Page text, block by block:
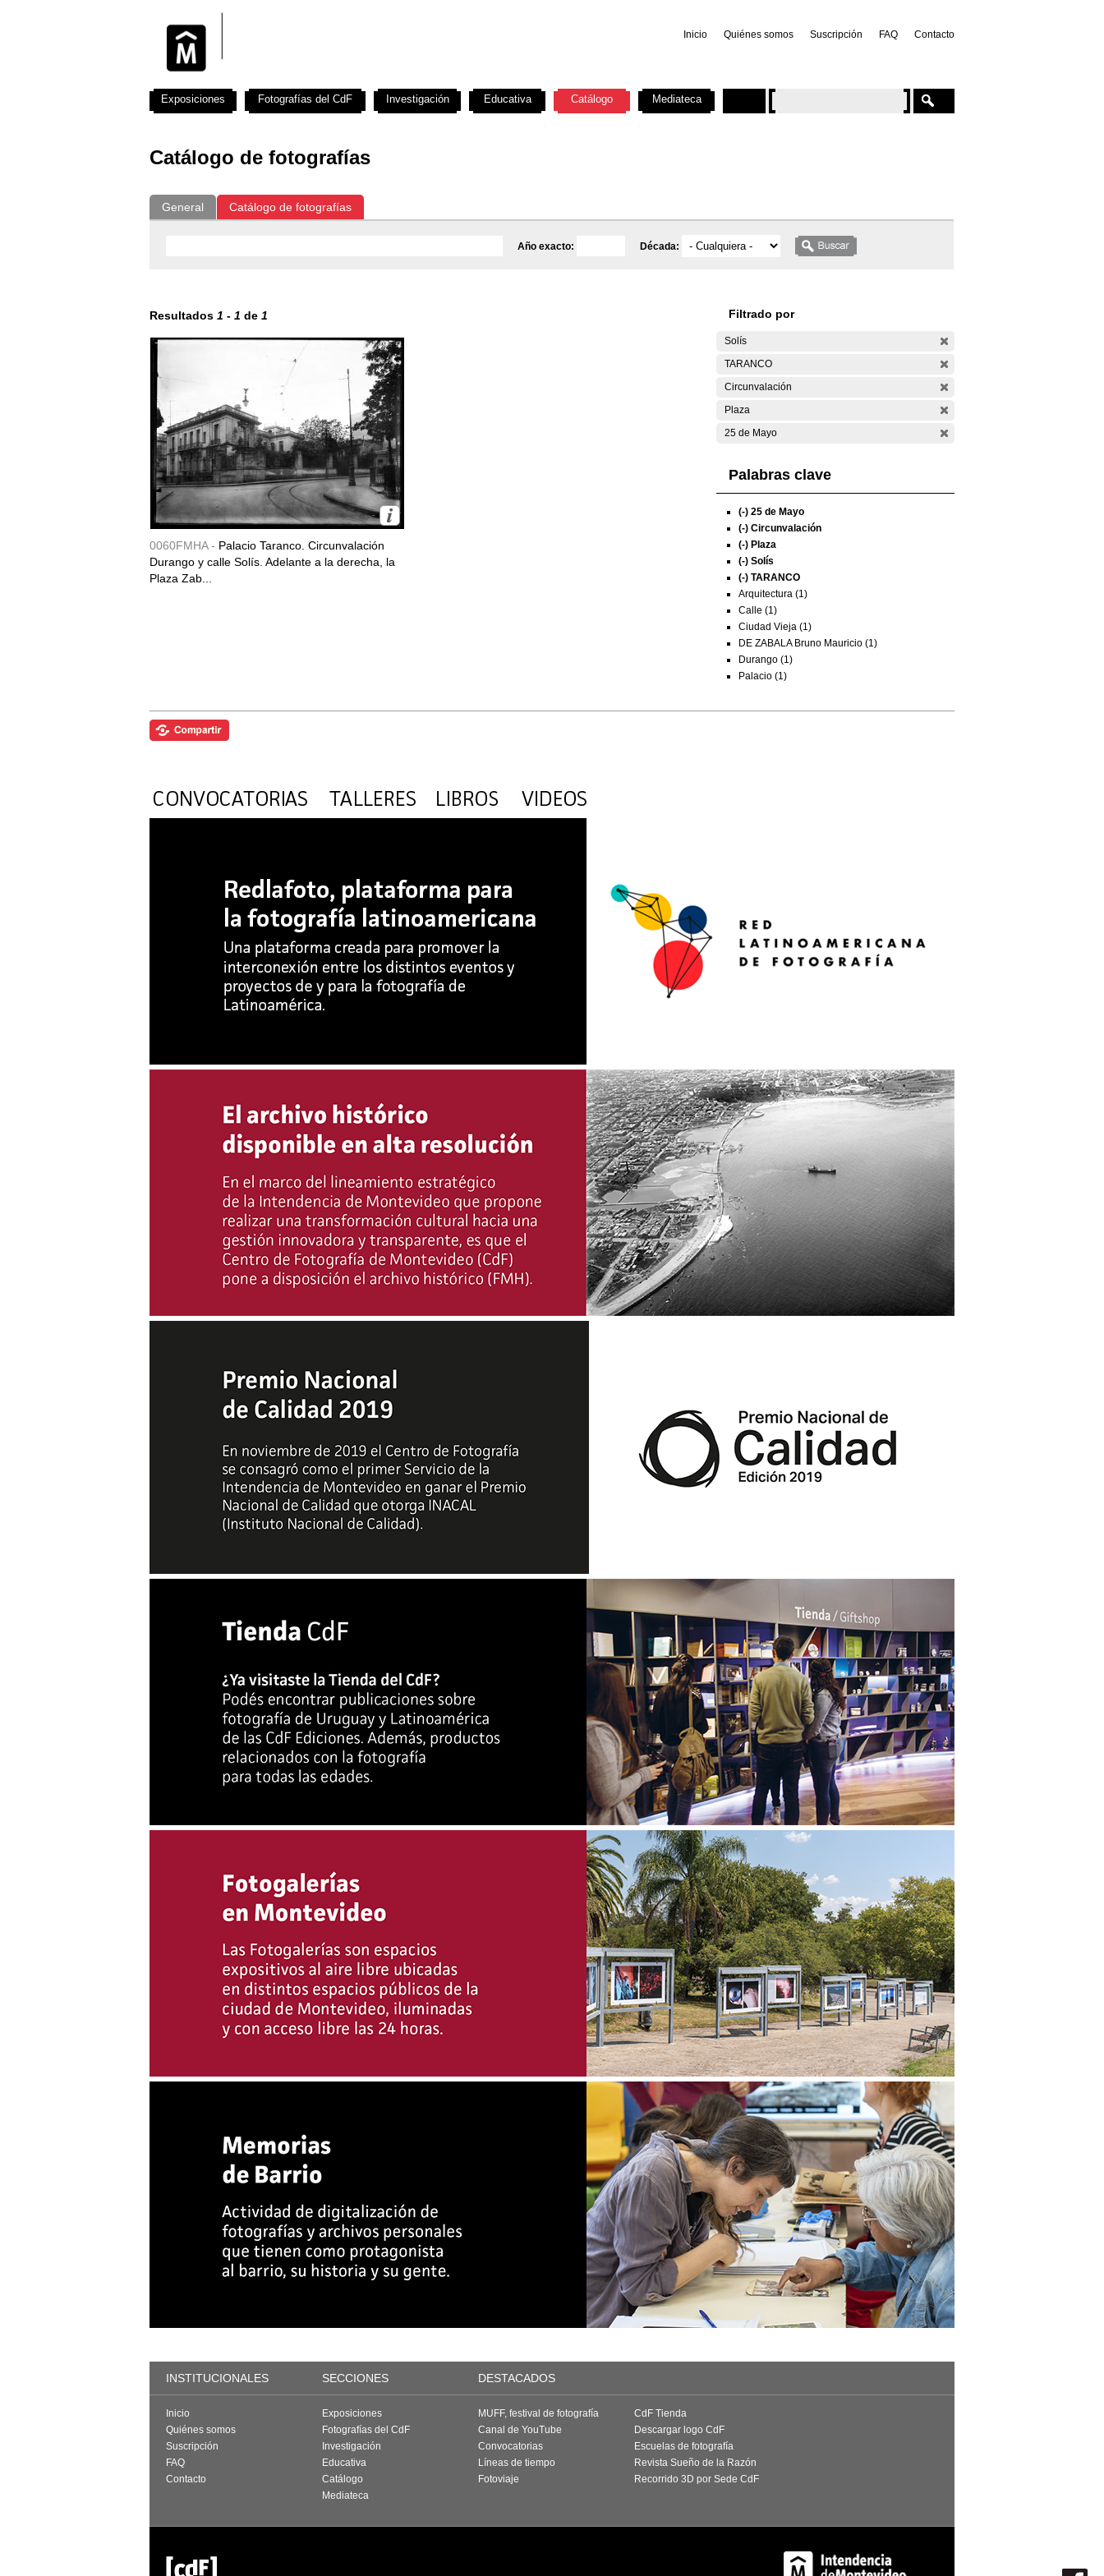
Inicio Quiénes somos Suscripción FAQ Contacto
Catálogo de fotografías
General Catálogo de fotografías
Año exacto: Década:
Resultados 1 - 1 de 1
0060FMHA - Palacio Taranco. Circunvalación
Durango y calle Solís. Adelante a la derecha, la
Plaza Zab...
Filtrado por
Solís
TARANCO
Circunvalación
Plaza
25 de Mayo
Palabras clave
(-) 25 de Mayo
(-) Circunvalación
(-) Plaza
(-) Solís
(-) TARANCO
Arquitectura (1)
Calle (1)
Ciudad Vieja (1)
DE ZABALA Bruno Mauricio (1)
Durango (1)
Palacio (1)
Exposiciones Fotografías del CdF Investigación Educativa Catálogo Mediateca
INSTITUCIONALES SECCIONES DESTACADOS
Inicio
Quiénes somos
Suscripción
FAQ
Contacto
Exposiciones
Fotografías del CdF
Investigación
Educativa
Catálogo
Mediateca
MUFF, festival de fotografía
Canal de YouTube
Convocatorias
Líneas de tiempo
Fotoviaje
CdF Tienda
Descargar logo CdF
Escuelas de fotografía
Revista Sueño de la Razón
Recorrido 3D por Sede CdF